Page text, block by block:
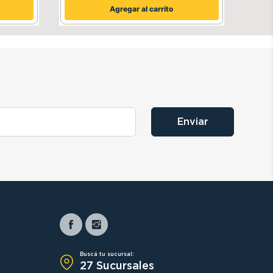
Agregar al carrito
Enviar
Buscá tu sucursal:
27 Sucursales